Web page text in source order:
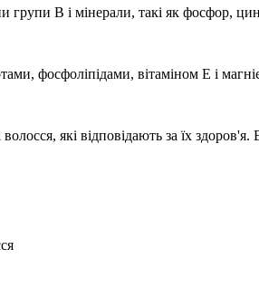
групи B і мінерали, такі як фосфор,
фосфоліпідами, вітаміном Е і
волосся, які відповідають за їх